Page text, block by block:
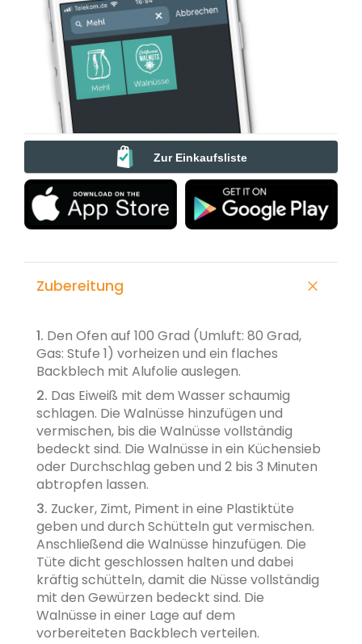
Zur Einkaufsliste
Zubereitung
1. Den Ofen auf 100 Grad (Umluft: 80 Grad,
Gas: Stufe 1) vorheizen und ein flaches
Backblech mit Alufolie auslegen.
2. Das Eiweiß mit dem Wasser schaumig
schlagen. Die Walnüsse hinzufügen und
vermischen, bis die Walnüsse vollständig
bedeckt sind. Die Walnüsse in ein Küchensieb
oder Durchschlag geben und 2 bis 3 Minuten
abtropfen lassen.
3. Zucker, Zimt, Piment in eine Plastiktüte
geben und durch Schütteln gut vermischen.
Anschließend die Walnüsse hinzufügen. Die
Tüte dicht geschlossen halten und dabei
kräftig schütteln, damit die Nüsse vollständig
mit den Gewürzen bedeckt sind. Die
Walnüsse in einer Lage auf dem
vorbereiteten Backblech verteilen.